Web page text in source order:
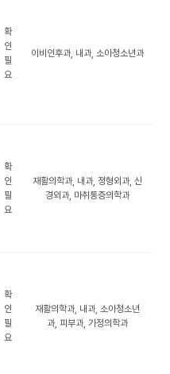
확
인
필
요
이비인후과, 내과, 소아청소년과
확
인
필
요
재활의학과, 내과, 정형외과, 신
경외과, 마취통증의학과
확
인
필
요
재활의학과, 내과, 소아청소년
과, 피부과, 가정의학과